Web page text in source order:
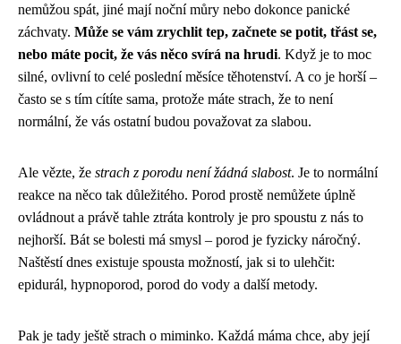
nemůžou spát, jiné mají noční můry nebo dokonce panické
záchvaty. Může se vám zrychlit tep, začnete se potit, třást se,
nebo máte pocit, že vás něco svírá na hrudi. Když je to moc
silné, ovlivní to celé poslední měsíce těhotenství. A co je horší –
často se s tím cítíte sama, protože máte strach, že to není
normální, že vás ostatní budou považovat za slabou.
Ale vězte, že strach z porodu není žádná slabost. Je to normální
reakce na něco tak důležitého. Porod prostě nemůžete úplně
ovládnout a právě tahle ztráta kontroly je pro spoustu z nás to
nejhorší. Bát se bolesti má smysl – porod je fyzicky náročný.
Naštěstí dnes existuje spousta možností, jak si to ulehčit:
epidurál, hypnoporod, porod do vody a další metody.
Pak je tady ještě strach o miminko. Každá máma chce, aby její